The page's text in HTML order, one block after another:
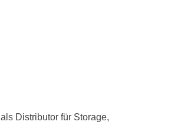
als Distributor für Storage,